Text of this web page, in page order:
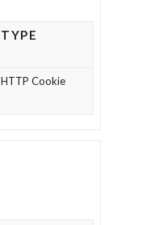
TYPE
HTTP Cookie